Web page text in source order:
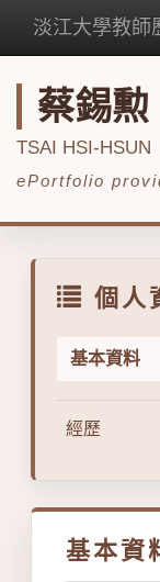
淡江大學教師
蔡錫勲
TSAI HSI-HSUN
ePortfolio
個人
基本資料
經歷
基本資